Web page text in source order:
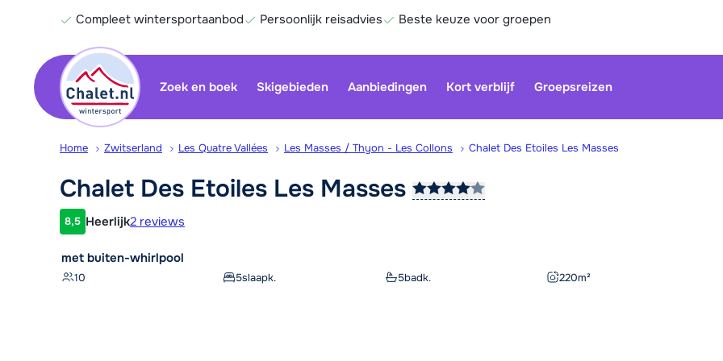
Compleet wintersportaanbod Persoonlijk reisadvies Beste keuze voor groepen
Zoek en boek Skigebieden Aanbiedingen Kort verblijf Groepsreizen
Home Zwitserland Les Quatre Vallées Les Masses / Thyon - Les Collons Chalet Des Etoiles Les Masses
Chalet Des Etoiles Les Masses
Klantwaardering
8,5 Heerlijk2 reviews
met buiten-whirlpool
10 5slaapk. 5badk. 220m²